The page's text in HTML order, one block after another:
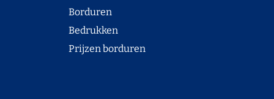
Borduren
Bedrukken
Prijzen borduren